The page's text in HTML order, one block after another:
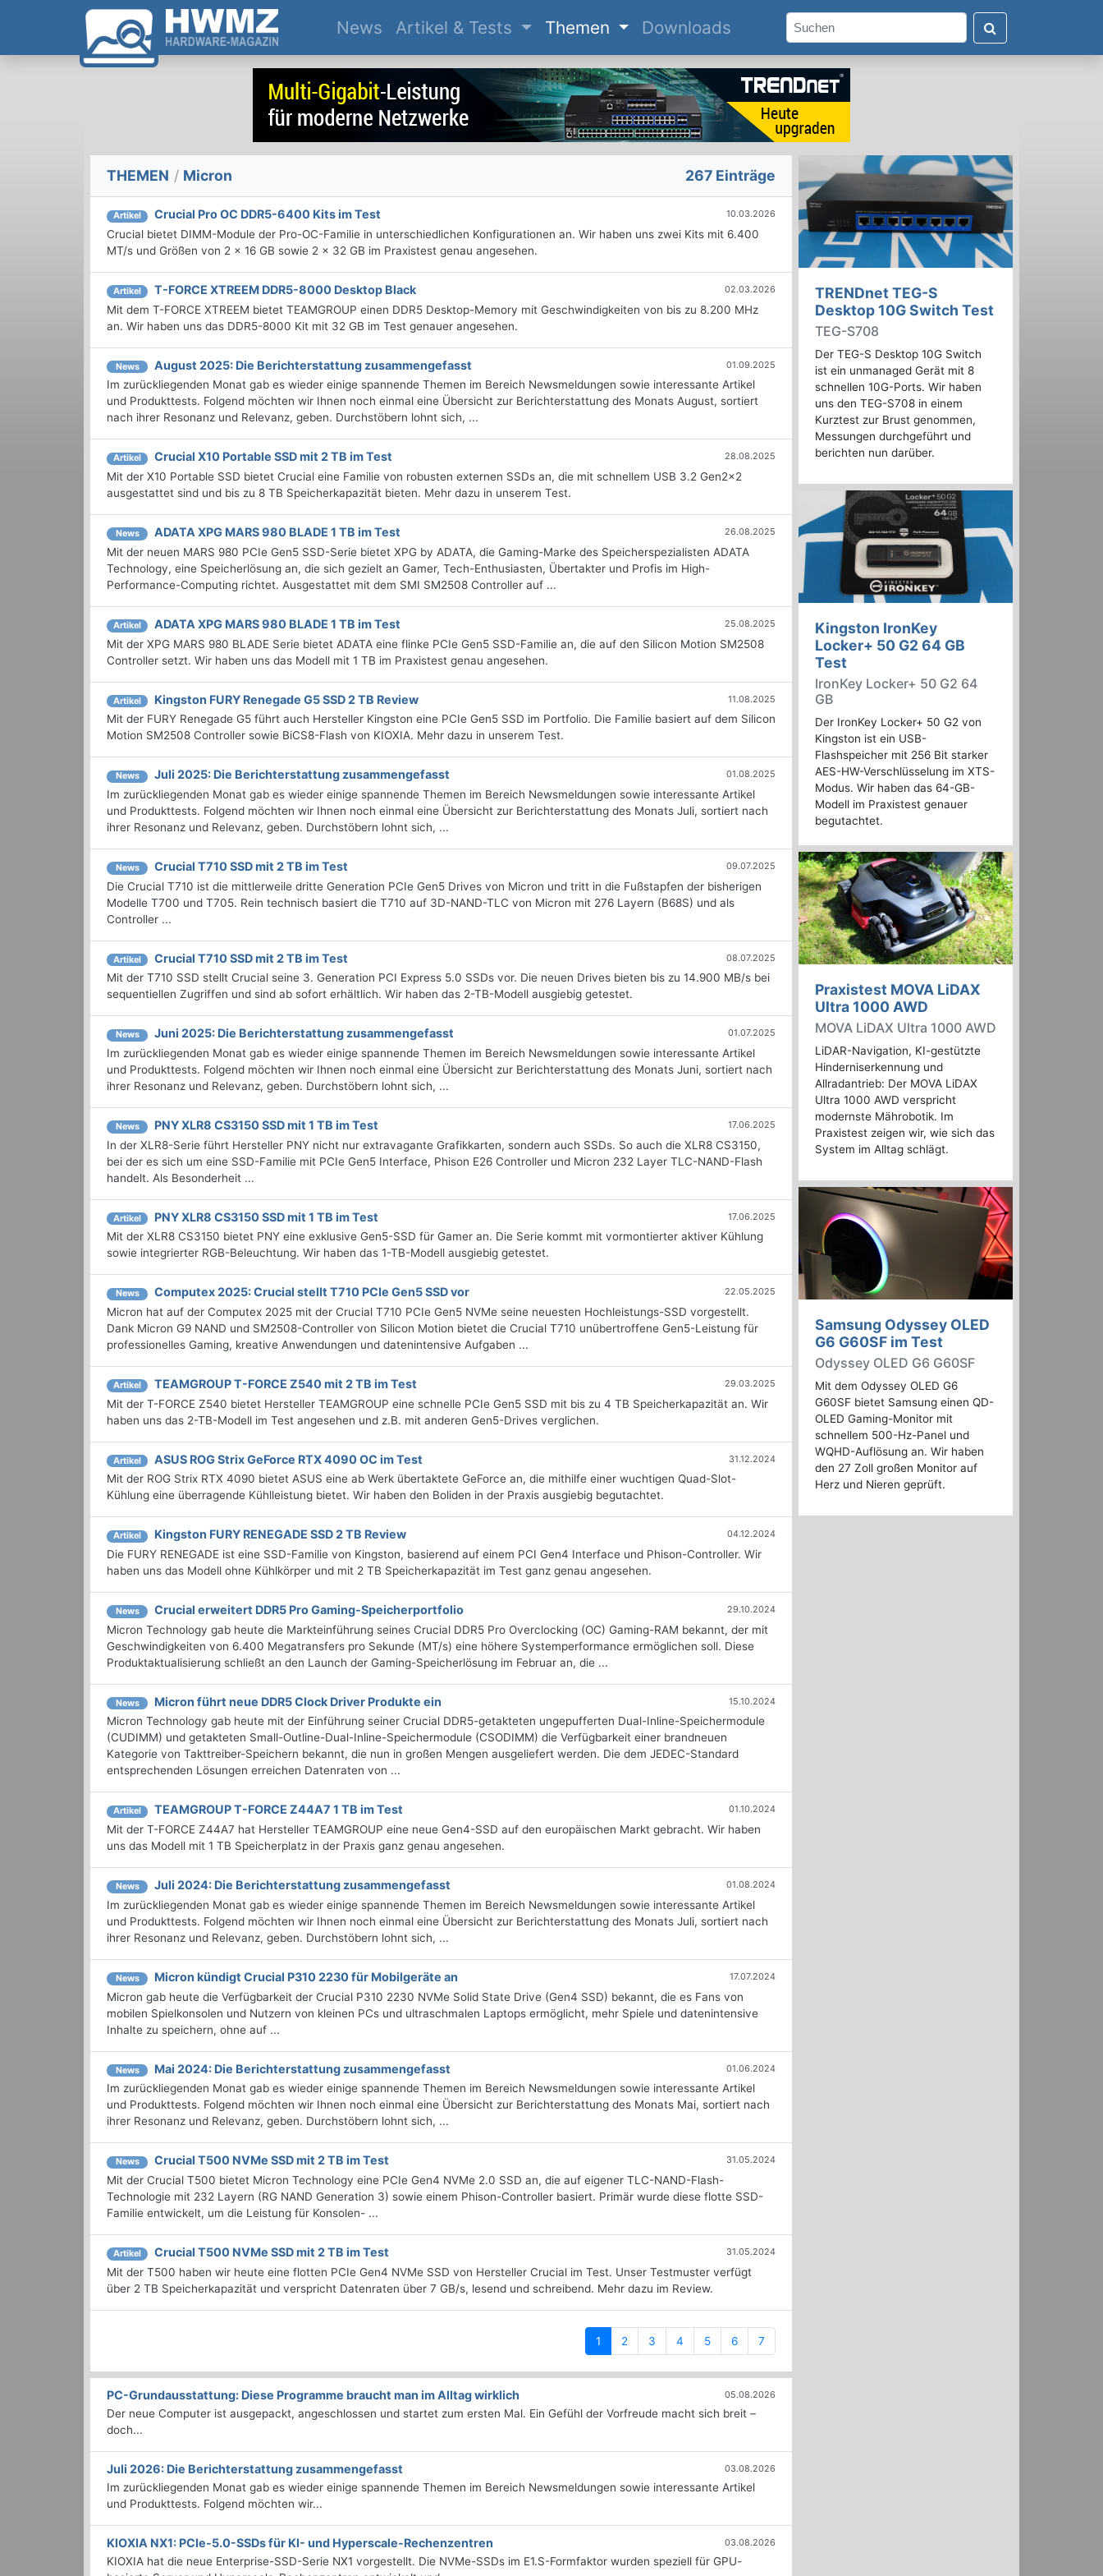
News(current)
Artikel & Tests Themen Downloads
THEMEN / Micron 267 Einträge
Artikel Crucial Pro OC DDR5-6400 Kits im Test 10.03.2026
Crucial bietet DIMM-Module der Pro-OC-Familie in unterschiedlichen Konfigurationen an. Wir haben uns zwei Kits mit 6.400
MT/s und Größen von 2 x 16 GB sowie 2 x 32 GB im Praxistest genau angesehen.
Artikel T-FORCE XTREEM DDR5-8000 Desktop Black 02.03.2026
Mit dem T-FORCE XTREEM bietet TEAMGROUP einen DDR5 Desktop-Memory mit Geschwindigkeiten von bis zu 8.200 MHz
an. Wir haben uns das DDR5-8000 Kit mit 32 GB im Test genauer angesehen.
News August 2025: Die Bericht­erstattung zusammengefasst 01.09.2025
Im zurückliegenden Monat gab es wieder einige spannende Themen im Bereich Newsmeldungen sowie interessante Artikel
und Produkttests. Folgend möchten wir Ihnen noch einmal eine Übersicht zur Berichterstattung des Monats August, sortiert
nach ihrer Resonanz und Relevanz, geben. Durchstöbern lohnt sich, ...
Artikel Crucial X10 Portable SSD mit 2 TB im Test 28.08.2025
Mit der X10 Portable SSD bietet Crucial eine Familie von robusten externen SSDs an, die mit schnellem USB 3.2 Gen2x2
ausgestattet sind und bis zu 8 TB Speicherkapazität bieten. Mehr dazu in unserem Test.
News ADATA XPG MARS 980 BLADE 1 TB im Test 26.08.2025
Mit der neuen MARS 980 PCIe Gen5 SSD-Serie bietet XPG by ADATA, die Gaming-Marke des Speicherspezialisten ADATA
Technology, eine Speicherlösung an, die sich gezielt an Gamer, Tech-Enthusiasten, Übertakter und Profis im High-
Performance-Computing richtet. Ausgestattet mit dem SMI SM2508 Controller auf ...
Artikel ADATA XPG MARS 980 BLADE 1 TB im Test 25.08.2025
Mit der XPG MARS 980 BLADE Serie bietet ADATA eine flinke PCIe Gen5 SSD-Familie an, die auf den Silicon Motion SM2508
Controller setzt. Wir haben uns das Modell mit 1 TB im Praxistest genau angesehen.
Artikel Kingston FURY Renegade G5 SSD 2 TB Review 11.08.2025
Mit der FURY Renegade G5 führt auch Hersteller Kingston eine PCIe Gen5 SSD im Portfolio. Die Familie basiert auf dem Silicon
Motion SM2508 Controller sowie BiCS8-Flash von KIOXIA. Mehr dazu in unserem Test.
News Juli 2025: Die Bericht­erstattung zusammengefasst 01.08.2025
Im zurückliegenden Monat gab es wieder einige spannende Themen im Bereich Newsmeldungen sowie interessante Artikel
und Produkttests. Folgend möchten wir Ihnen noch einmal eine Übersicht zur Berichterstattung des Monats Juli, sortiert nach
ihrer Resonanz und Relevanz, geben. Durchstöbern lohnt sich, ...
News Crucial T710 SSD mit 2 TB im Test 09.07.2025
Die Crucial T710 ist die mittlerweile dritte Generation PCIe Gen5 Drives von Micron und tritt in die Fußstapfen der bisherigen
Modelle T700 und T705. Rein technisch basiert die T710 auf 3D-NAND-TLC von Micron mit 276 Layern (B68S) und als
Controller ...
Artikel Crucial T710 SSD mit 2 TB im Test 08.07.2025
Mit der T710 SSD stellt Crucial seine 3. Generation PCI Express 5.0 SSDs vor. Die neuen Drives bieten bis zu 14.900 MB/s bei
sequentiellen Zugriffen und sind ab sofort erhältlich. Wir haben das 2-TB-Modell ausgiebig getestet.
News Juni 2025: Die Bericht­erstattung zusammengefasst 01.07.2025
Im zurückliegenden Monat gab es wieder einige spannende Themen im Bereich Newsmeldungen sowie interessante Artikel
und Produkttests. Folgend möchten wir Ihnen noch einmal eine Übersicht zur Berichterstattung des Monats Juni, sortiert nach
ihrer Resonanz und Relevanz, geben. Durchstöbern lohnt sich, ...
News PNY XLR8 CS3150 SSD mit 1 TB im Test 17.06.2025
In der XLR8-Serie führt Hersteller PNY nicht nur extravagante Grafikkarten, sondern auch SSDs. So auch die XLR8 CS3150,
bei der es sich um eine SSD-Familie mit PCIe Gen5 Interface, Phison E26 Controller und Micron 232 Layer TLC-NAND-Flash
handelt. Als Besonderheit ...
Artikel PNY XLR8 CS3150 SSD mit 1 TB im Test 17.06.2025
Mit der XLR8 CS3150 bietet PNY eine exklusive Gen5-SSD für Gamer an. Die Serie kommt mit vormontierter aktiver Kühlung
sowie integrierter RGB-Beleuchtung. Wir haben das 1-TB-Modell ausgiebig getestet.
News Computex 2025: Crucial stellt T710 PCIe Gen5 SSD vor 22.05.2025
Micron hat auf der Computex 2025 mit der Crucial T710 PCIe Gen5 NVMe seine neuesten Hochleistungs-SSD vorgestellt.
Dank Micron G9 NAND und SM2508-Controller von Silicon Motion bietet die Crucial T710 unübertroffene Gen5-Leistung für
professionelles Gaming, kreative Anwendungen und datenintensive Aufgaben ...
Artikel TEAMGROUP T-FORCE Z540 mit 2 TB im Test 29.03.2025
Mit der T-FORCE Z540 bietet Hersteller TEAMGROUP eine schnelle PCIe Gen5 SSD mit bis zu 4 TB Speicherkapazität an. Wir
haben uns das 2-TB-Modell im Test angesehen und z.B. mit anderen Gen5-Drives verglichen.
Artikel ASUS ROG Strix GeForce RTX 4090 OC im Test 31.12.2024
Mit der ROG Strix RTX 4090 bietet ASUS eine ab Werk übertaktete GeForce an, die mithilfe einer wuchtigen Quad-Slot-
Kühlung eine überragende Kühlleistung bietet. Wir haben den Boliden in der Praxis ausgiebig begutachtet.
Artikel Kingston FURY RENEGADE SSD 2 TB Review 04.12.2024
Die FURY RENEGADE ist eine SSD-Familie von Kingston, basierend auf einem PCI Gen4 Interface und Phison-Controller. Wir
haben uns das Modell ohne Kühlkörper und mit 2 TB Speicherkapazität im Test ganz genau angesehen.
News Crucial erweitert DDR5 Pro Gaming-Speicherportfolio 29.10.2024
Micron Technology gab heute die Markteinführung seines Crucial DDR5 Pro Overclocking (OC) Gaming-RAM bekannt, der mit
Geschwindigkeiten von 6.400 Megatransfers pro Sekunde (MT/s) eine höhere Systemperformance ermöglichen soll. Diese
Produktaktualisierung schließt an den Launch der Gaming-Speicherlösung im Februar an, die ...
News Micron führt neue DDR5 Clock Driver Produkte ein 15.10.2024
Micron Technology gab heute mit der Einführung seiner Crucial DDR5-getakteten ungepufferten Dual-Inline-Speichermodule
(CUDIMM) und getakteten Small-Outline-Dual-Inline-Speichermodule (CSODIMM) die Verfügbarkeit einer brandneuen
Kategorie von Takttreiber-Speichern bekannt, die nun in großen Mengen ausgeliefert werden. Die dem JEDEC-Standard
entsprechenden Lösungen erreichen Datenraten von ...
Artikel TEAMGROUP T-FORCE Z44A7 1 TB im Test 01.10.2024
Mit der T-FORCE Z44A7 hat Hersteller TEAMGROUP eine neue Gen4-SSD auf den europäischen Markt gebracht. Wir haben
uns das Modell mit 1 TB Speicherplatz in der Praxis ganz genau angesehen.
News Juli 2024: Die Bericht­erstattung zusammengefasst 01.08.2024
Im zurückliegenden Monat gab es wieder einige spannende Themen im Bereich Newsmeldungen sowie interessante Artikel
und Produkttests. Folgend möchten wir Ihnen noch einmal eine Übersicht zur Berichterstattung des Monats Juli, sortiert nach
ihrer Resonanz und Relevanz, geben. Durchstöbern lohnt sich, ...
News Micron kündigt Crucial P310 2230 für Mobilgeräte an 17.07.2024
Micron gab heute die Verfügbarkeit der Crucial P310 2230 NVMe Solid State Drive (Gen4 SSD) bekannt, die es Fans von
mobilen Spielkonsolen und Nutzern von kleinen PCs und ultraschmalen Laptops ermöglicht, mehr Spiele und datenintensive
Inhalte zu speichern, ohne auf ...
News Mai 2024: Die Bericht­erstattung zusammengefasst 01.06.2024
Im zurückliegenden Monat gab es wieder einige spannende Themen im Bereich Newsmeldungen sowie interessante Artikel
und Produkttests. Folgend möchten wir Ihnen noch einmal eine Übersicht zur Berichterstattung des Monats Mai, sortiert nach
ihrer Resonanz und Relevanz, geben. Durchstöbern lohnt sich, ...
News Crucial T500 NVMe SSD mit 2 TB im Test 31.05.2024
Mit der Crucial T500 bietet Micron Technology eine PCIe Gen4 NVMe 2.0 SSD an, die auf eigener TLC-NAND-Flash-
Technologie mit 232 Layern (RG NAND Generation 3) sowie einem Phison-Controller basiert. Primär wurde diese flotte SSD-
Familie entwickelt, um die Leistung für Konsolen- ...
Artikel Crucial T500 NVMe SSD mit 2 TB im Test 31.05.2024
Mit der T500 haben wir heute eine flotten PCIe Gen4 NVMe SSD von Hersteller Crucial im Test. Unser Testmuster verfügt
über 2 TB Speicherkapazität und verspricht Datenraten über 7 GB/s, lesend und schreibend. Mehr dazu im Review.
1 (current)
2 3 4 5 6 7
PC-Grundausstattung: Diese Programme braucht man im Alltag wirklich 05.08.2026
Der neue Computer ist ausgepackt, angeschlossen und startet zum ersten Mal. Ein Gefühl der Vorfreude macht sich breit –
doch...
Juli 2026: Die Bericht­erstattung zusammengefasst 03.08.2026
Im zurückliegenden Monat gab es wieder einige spannende Themen im Bereich Newsmeldungen sowie interessante Artikel
und Produkttests. Folgend möchten wir...
KIOXIA NX1: PCIe-5.0-SSDs für KI- und Hyperscale-Rechenzentren 03.08.2026
KIOXIA hat die neue Enterprise-SSD-Serie NX1 vorgestellt. Die NVMe-SSDs im E1.S-Formfaktor wurden speziell für GPU-
TRENDnet TEG-S
Desktop 10G Switch Test
TEG-S708
Der TEG-S Desktop 10G Switch
ist ein unmanaged Gerät mit 8
schnellen 10G-Ports. Wir haben
uns den TEG-S708 in einem
Kurztest zur Brust genommen,
Messungen durchgeführt und
berichten nun darüber.
Kingston IronKey
Locker+ 50 G2 64 GB
Test
IronKey Locker+ 50 G2 64
GB
Der IronKey Locker+ 50 G2 von
Kingston ist ein USB-
Flashspeicher mit 256 Bit starker
AES-HW-Verschlüsselung im XTS-
Modus. Wir haben das 64-GB-
Modell im Praxistest genauer
begutachtet.
Praxistest MOVA LiDAX
Ultra 1000 AWD
MOVA LiDAX Ultra 1000 AWD
LiDAR-Navigation, KI-gestützte
Hinderniserkennung und
Allradantrieb: Der MOVA LiDAX
Ultra 1000 AWD verspricht
modernste Mährobotik. Im
Praxistest zeigen wir, wie sich das
System im Alltag schlägt.
Samsung Odyssey OLED
G6 G60SF im Test
Odyssey OLED G6 G60SF
Mit dem Odyssey OLED G6
G60SF bietet Samsung einen QD-
OLED Gaming-Monitor mit
schnellem 500-Hz-Panel und
WQHD-Auflösung an. Wir haben
den 27 Zoll großen Monitor auf
Herz und Nieren geprüft.